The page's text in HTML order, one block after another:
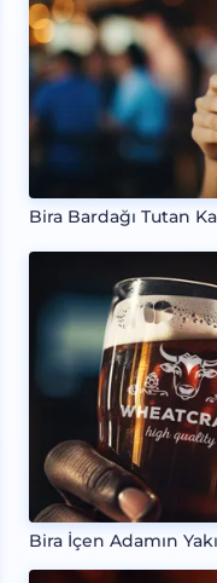
Bira Bardağı Tutan
Bira İçen Adamın